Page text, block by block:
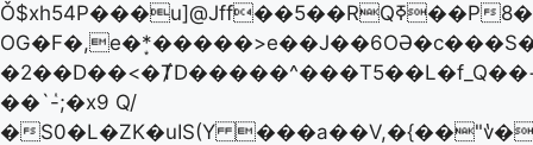
Ǒ$xh54P���u]@Jff��5��RQߧ��P8�vx9U�Ek.�[����)&�-
��`ٝ-;�x9 Q/
�S0�L�ZK�uIS(Y